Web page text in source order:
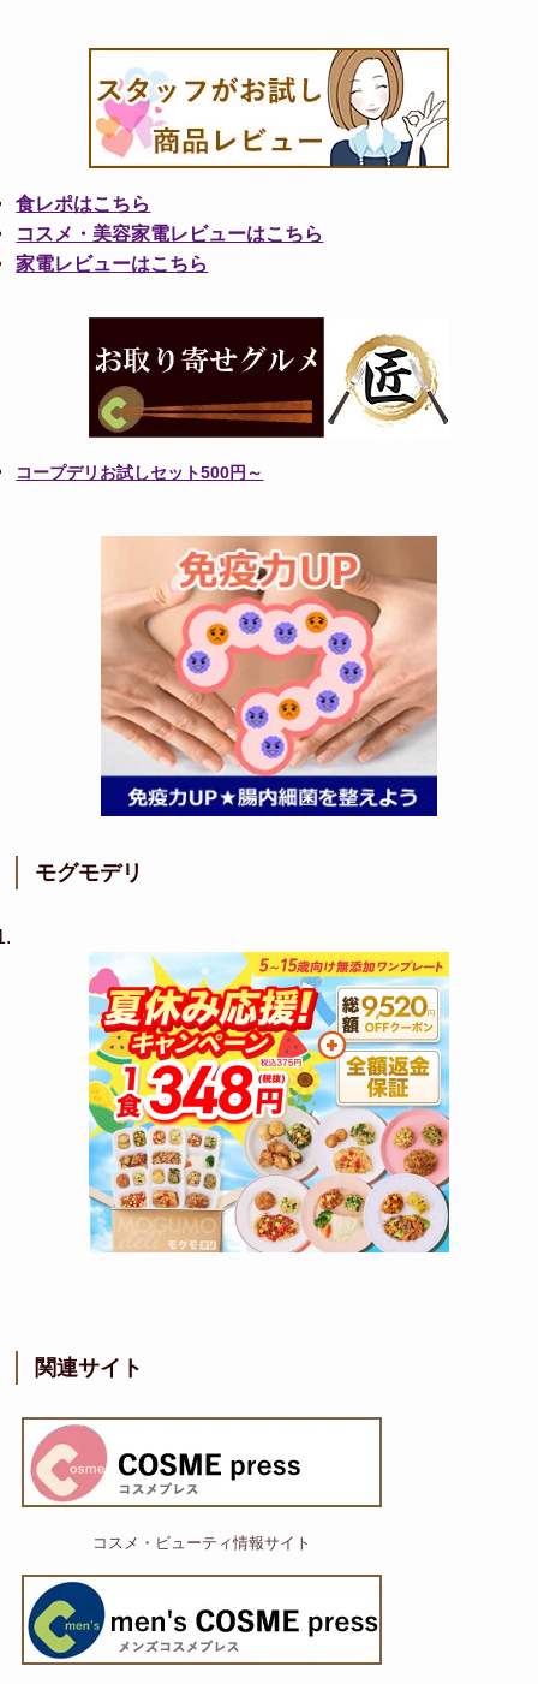
食レポはこちら
コスメ・美容家電レビューはこちら
家電レビューはこちら
コープデリお試しセット500円～
モグモデリ
関連サイト
コスメ・ビューティ情報サイト